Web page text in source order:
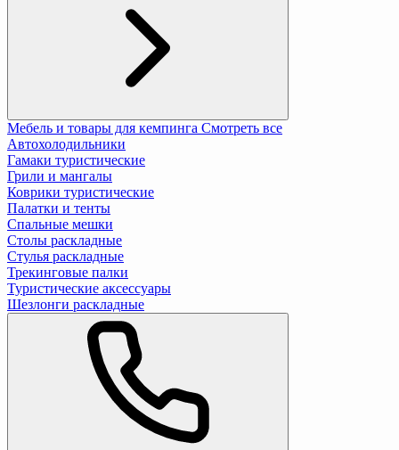
Мебель и товары для кемпинга Смотреть все
Автохолодильники
Гамаки туристические
Грили и мангалы
Коврики туристические
Палатки и тенты
Спальные мешки
Столы раскладные
Стулья раскладные
Трекинговые палки
Туристические аксессуары
Шезлонги раскладные